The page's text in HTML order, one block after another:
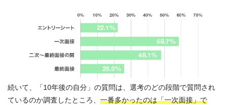
続いて、「10年後の自分」の質問は、選考のどの段階で質問され
ているのか調査したところ、 一番多かったのは「一次面接」で